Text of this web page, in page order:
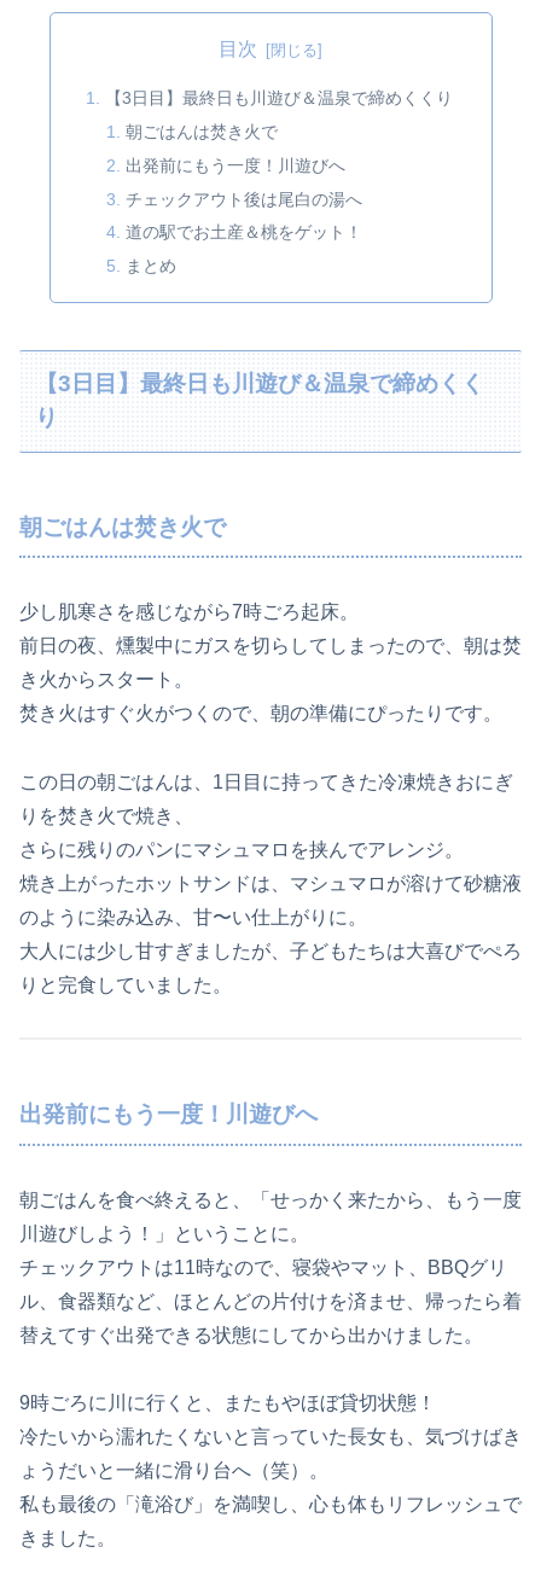
目次
【3日目】最終日も川遊び＆温泉で締めくくり
朝ごはんは焚き火で
出発前にもう一度！川遊びへ
チェックアウト後は尾白の湯へ
道の駅でお土産＆桃をゲット！
まとめ
【3日目】最終日も川遊び＆温泉で締めくく
り
朝ごはんは焚き火で
少し肌寒さを感じながら7時ごろ起床。
前日の夜、燻製中にガスを切らしてしまったので、朝は焚
き火からスタート。
焚き火はすぐ火がつくので、朝の準備にぴったりです。
この日の朝ごはんは、1日目に持ってきた冷凍焼きおにぎ
りを焚き火で焼き、
さらに残りのパンにマシュマロを挟んでアレンジ。
焼き上がったホットサンドは、マシュマロが溶けて砂糖液
のように染み込み、甘〜い仕上がりに。
大人には少し甘すぎましたが、子どもたちは大喜びでぺろ
りと完食していました。
出発前にもう一度！川遊びへ
朝ごはんを食べ終えると、「せっかく来たから、もう一度
川遊びしよう！」ということに。
チェックアウトは11時なので、寝袋やマット、BBQグリ
ル、食器類など、ほとんどの片付けを済ませ、帰ったら着
替えてすぐ出発できる状態にしてから出かけました。
9時ごろに川に行くと、またもやほぼ貸切状態！
冷たいから濡れたくないと言っていた長女も、気づけばき
ょうだいと一緒に滑り台へ（笑）。
私も最後の「滝浴び」を満喫し、心も体もリフレッシュで
きました。